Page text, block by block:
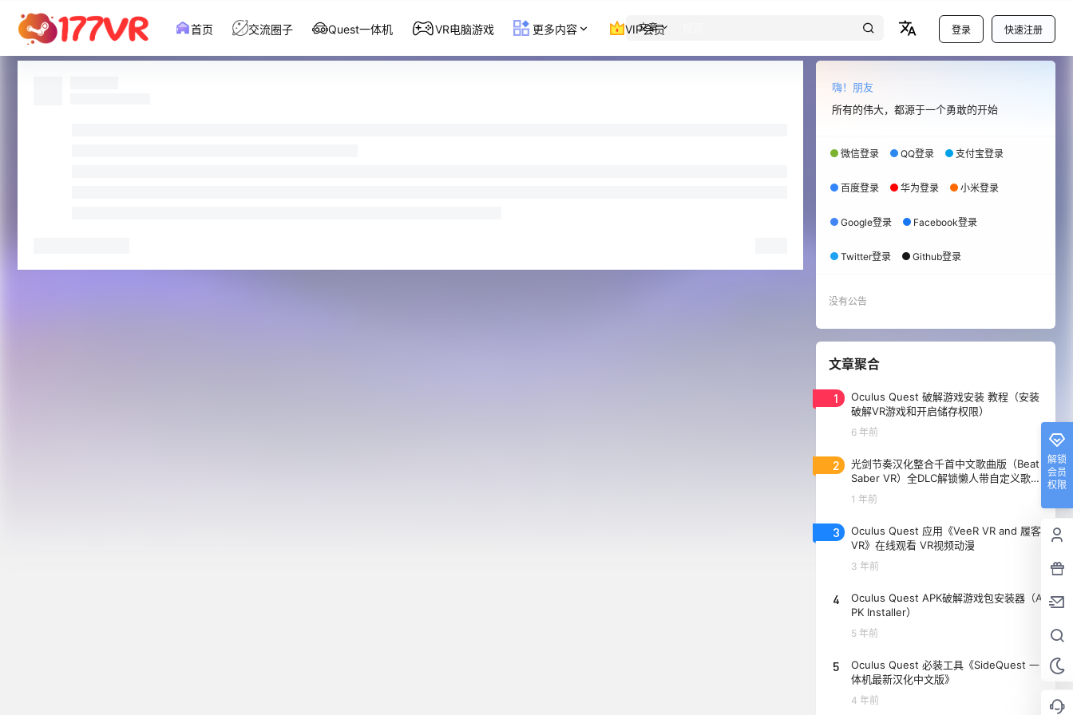
文章 登录 快速注册
首页 交流圈子 Quest一体机 VR电脑游戏 更多内容 VIP会员
嗨！朋友
所有的伟大，都源于一个勇敢的开始
微信登录 QQ登录 支付宝登录
百度登录 华为登录 小米登录
Google登录 Facebook登录
Twitter登录 Github登录
没有公告
文章聚合
1
Oculus Quest 破解游戏安装 教程（安装
破解VR游戏和开启储存权限）
6 年前
2
光剑节奏汉化整合千首中文歌曲版（Beat
Saber VR）全DLC解锁懒人带自定义歌曲
版
1 年前
3
Oculus Quest 应用《VeeR VR and 履客
VR》在线观看 VR视频动漫
3 年前
4
Oculus Quest APK破解游戏包安装器（A
PK Installer）
5 年前
5
Oculus Quest 必装工具《SideQuest 一
体机最新汉化中文版》
4 年前
解锁
会员
权限